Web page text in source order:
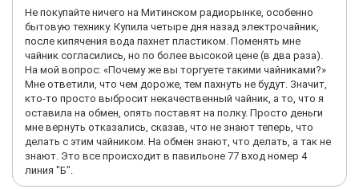
Не покупайте ничего на Митинском радиорынке, особенно
бытовую технику. Купила четыре дня назад электрочайник,
после кипячения вода пахнет пластиком. Поменять мне
чайник согласились, но по более высокой цене (в два раза).
На мой вопрос: «Почему же вы торгуете такими чайниками?»
Мне ответили, что чем дороже, тем пахнуть не будут. Значит,
кто-то просто выбросит некачественный чайник, а то, что я
оставила на обмен, опять поставят на полку. Просто деньги
мне вернуть отказались, сказав, что не знают теперь, что
делать с этим чайником. На обмен знают, что делать, а так не
знают. Это все происходит в павильоне 77 вход номер 4
линия "Б".